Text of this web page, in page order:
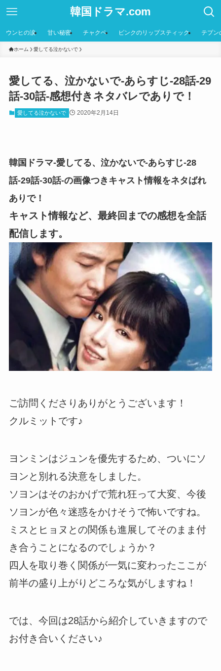
韓国ドラマ.com
ウンヒの涙 甘い秘密 チャクペ ピンクのリップスティック テプン
ホーム 愛してる泣かないで
愛してる、泣かないで-あらすじ-28話-29
話-30話-感想付きネタバレでありで！
愛してる泣かないで 2020年2月14日
韓国ドラマ-愛してる、泣かないで-あらすじ-28
話-29話-30話-の画像つきキャスト情報をネタばれ
ありで！
キャスト情報など、最終回までの感想を全話
配信します。
ご訪問くださりありがとうございます！
クルミットです♪
ヨンミンはジュンを優先するため、ついにソ
ヨンと別れる決意をしました。
ソヨンはそのおかげで荒れ狂って大変、今後
ソヨンが色々迷惑をかけそうで怖いですね。
ミスとヒョヌとの関係も進展してそのまま付
き合うことになるのでしょうか？
四人を取り巻く関係が一気に変わったここが
前半の盛り上がりどころな気がしますね！
では、今回は28話から紹介していきますので
お付き合いください♪